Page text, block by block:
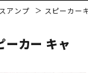
アンプ スピーカー
カー キャ